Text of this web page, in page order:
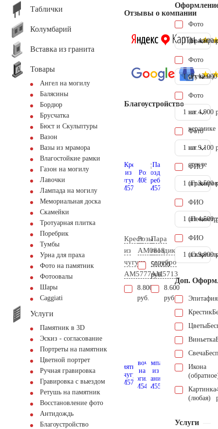
Таблички
Колумбарий
Вставка из гранита
Товары
Ангел на могилу
Балясины
Бордюр
Брусчатка
Бюст и Скульптуры
Вазон
Вазы из мрамора
Влагостойкие рамки
Газон на могилу
Лавочки
Лампада на могилу
Мемориальная доска
Скамейки
Тротуарная плитка
Поребрик
Тумбы
Урна для праха
Фото на памятник
Фотоовалы
Шары
Сaggiati
Услуги
Памятник в 3D
Эскиз - согласование
Портреты на памятник
Цветной портрет
Ручная гравировка
Гравировка с выездом
Ретушь на памятник
Восстановление фото
Антидождь
Благоустройство
Отзывы о компании
Благоустройство
Крест
из
чугуна
AM5777
8.800
руб.
Розы
AM0818
50.000
руб.
Пара
гвоздик
серебро
AM5713
8.600
руб.
Фото
1 шт.4.900
Фото
(Ручное)
1 шт.
Фото
на
керамике
1 шт. 4.900
Фото
на
стекле
1 шт. 9.100
ФИО
1 шт.3.500
ФИО
1 шт.4.500
ФИО
1 шт.9.000
Доп.
Эпитафия
Крестик
Цветы
Виньетка
Свеча
Икона
Картинка
(любая)
Услуги